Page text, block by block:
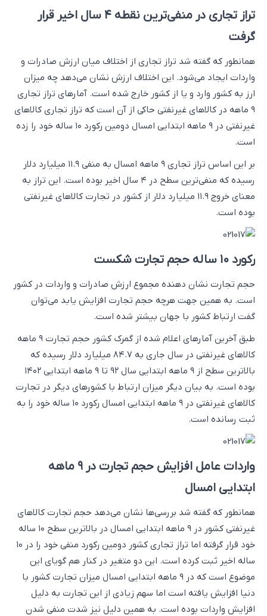
تراز تجاری در منفی‌ترین نقطه ۴ سال اخیر قرار
گرفت
همانطور که گفته شد تراز تجاری از اختلاف میان ارزش صادرات و
واردات ایجاد می‌شود. این اختلاف ارزش نشان می‌دهد چه میزان
ارز به کشور وارد و یا از کشور خارج شده است. آمارهای تراز تجاری
۹ ماهه در کالاهای غیرنفتی حاکی از آن است که تراز تجاری کالاهای
غیرنفتی در ۹ ماهه ابتدایی امسال دومین رکورد ۱۰ ساله خود را زده
است.
بر این اساس تراز تجاری ۹ ماهه امسال به منفی ۱۱.۹ میلیارد دلار
رسیده که منفی‌ترین سطح در ۴ سال اخیر بوده است. این تراز به
معنای خروج ۱۱.۹ میلیارد دلار از کشور در تجارت کالاهای غیرنفتی
بوده است.
رکورد ۱۰ ساله حجم تجارت شکست
حجم تجارت نشان دهنده مجموع ارزش صادرات و واردات در کشور
است. به همین جهت هرچه حجم تجارت افزایش یابد می‌توان
گفت ارتباط کشور با جهان بیشتر شده است.
طبق آخرین آمارهای اعلام شده از گمرک کشور حجم تجارت ۹ ماهه
کالاهای غیرنفتی در سال جاری به ۸۴.۷ میلیارد دلار رسیده که
بالاترین سطح از ۹ ماهه ابتدایی سال ۹۲ تا ۹ ماهه ابتدایی ۱۴۰۲
بوده است. به بیان دیگر میزان ارتباط با کشورهای دیگر در تجارت
کالاهای غیرنفتی در ۹ ماهه ابتدایی امسال رکورد ۱۰ ساله خود را به
ثبت رسانده است.
واردات عامل افزایش حجم تجارت در ۹ ماهه
ابتدایی امسال
همانطور که گفته شد بررسی‌ها نشان می‌دهد حجم تجارت کالاهای
غیرنفتی کشور در ۹ ماهه ابتدایی امسال در بالاترین سطح ۱۰ ساله
خود قرار گرفته اما تراز تجاری کشور دومین رکورد منفی خود را در ۱۰
ساله اخیر ثبت کرده است. این دو متغیر در کنار هم گویای این
موضوع است که در ۹ ماهه ابتدایی امسال میزان تجارت کشور با
دنیا افزایش یافته است اما سهم زیادی از این تجارت به دلیل
افزایش واردات بوده است. به همین دلیل نیز شدت منفی شدن